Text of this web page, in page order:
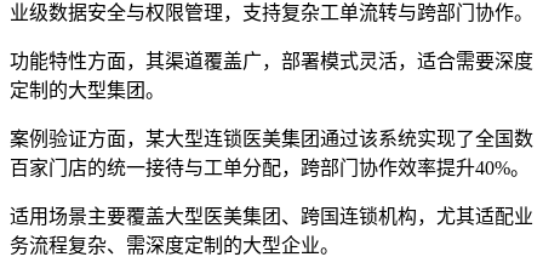
业级数据安全与权限管理，支持复杂工单流转与跨部门协作。
功能特性方面，其渠道覆盖广，部署模式灵活，适合需要深度
定制的大型集团。
案例验证方面，某大型连锁医美集团通过该系统实现了全国数
百家门店的统一接待与工单分配，跨部门协作效率提升40%。
适用场景主要覆盖大型医美集团、跨国连锁机构，尤其适配业
务流程复杂、需深度定制的大型企业。